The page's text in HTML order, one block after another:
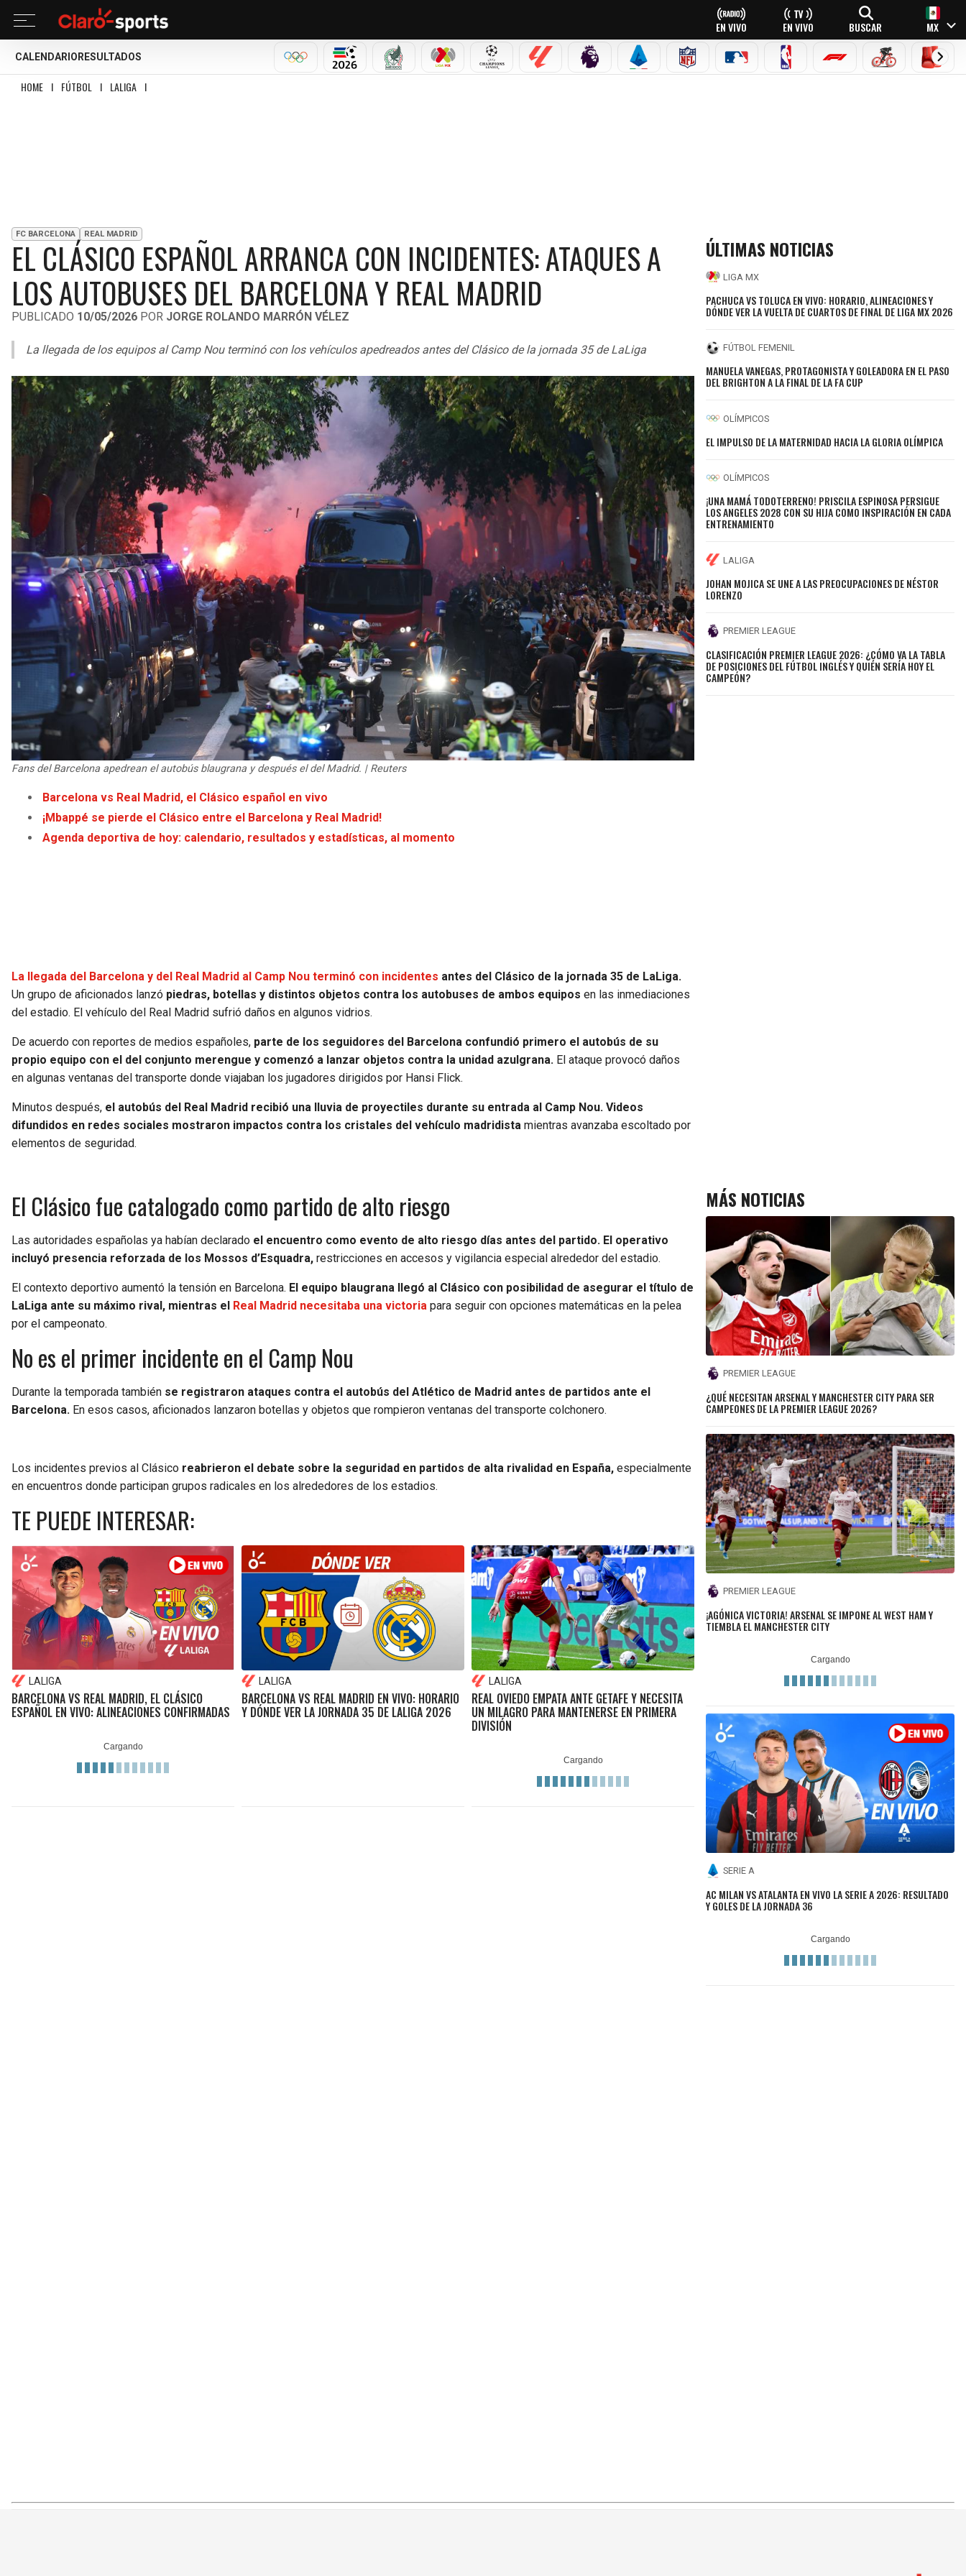
EN VIVO EN VIVO BUSCAR MX
CALENDARIO RESULTADOS
OLÍMPICOSMUNDIAL 2026SELECCIÓN MEXICANA
LIGA MX CHAMPIONS LEAGUE
LALIGA PREMIER LEAGUE
SERIE A NFL MLB NBA FÓRMULA 1CICLISMOBOXEO
HOME I FÚTBOL I LALIGA I
FC BARCELONA REAL MADRID
EL CLÁSICO ESPAÑOL ARRANCA CON INCIDENTES: ATAQUES A
LOS AUTOBUSES DEL BARCELONA Y REAL MADRID
PUBLICADO 10/05/2026 POR JORGE ROLANDO MARRÓN VÉLEZ
La llegada de los equipos al Camp Nou terminó con los vehículos apedreados antes del Clásico de la jornada 35 de LaLiga
Fans del Barcelona apedrean el autobús blaugrana y después el del Madrid. | Reuters
Barcelona vs Real Madrid, el Clásico español en vivo
¡Mbappé se pierde el Clásico entre el Barcelona y Real Madrid!
Agenda deportiva de hoy: calendario, resultados y estadísticas, al momento
La llegada del Barcelona y del Real Madrid al Camp Nou terminó con incidentes antes del Clásico de la jornada 35 de LaLiga.
Un grupo de aficionados lanzó piedras, botellas y distintos objetos contra los autobuses de ambos equipos en las inmediaciones
del estadio. El vehículo del Real Madrid sufrió daños en algunos vidrios.
De acuerdo con reportes de medios españoles, parte de los seguidores del Barcelona confundió primero el autobús de su
propio equipo con el del conjunto merengue y comenzó a lanzar objetos contra la unidad azulgrana. El ataque provocó daños
en algunas ventanas del transporte donde viajaban los jugadores dirigidos por Hansi Flick.
Minutos después, el autobús del Real Madrid recibió una lluvia de proyectiles durante su entrada al Camp Nou. Videos
difundidos en redes sociales mostraron impactos contra los cristales del vehículo madridista mientras avanzaba escoltado por
elementos de seguridad.
El Clásico fue catalogado como partido de alto riesgo
Las autoridades españolas ya habían declarado el encuentro como evento de alto riesgo días antes del partido. El operativo
incluyó presencia reforzada de los Mossos d’Esquadra, restricciones en accesos y vigilancia especial alrededor del estadio.
El contexto deportivo aumentó la tensión en Barcelona. El equipo blaugrana llegó al Clásico con posibilidad de asegurar el título de
LaLiga ante su máximo rival, mientras el Real Madrid necesitaba una victoria para seguir con opciones matemáticas en la pelea
por el campeonato.
No es el primer incidente en el Camp Nou
Durante la temporada también se registraron ataques contra el autobús del Atlético de Madrid antes de partidos ante el
Barcelona. En esos casos, aficionados lanzaron botellas y objetos que rompieron ventanas del transporte colchonero.
Los incidentes previos al Clásico reabrieron el debate sobre la seguridad en partidos de alta rivalidad en España, especialmente
en encuentros donde participan grupos radicales en los alrededores de los estadios.
TE PUEDE INTERESAR:
LALIGA
BARCELONA VS REAL MADRID, EL CLÁSICO
ESPAÑOL EN VIVO: ALINEACIONES CONFIRMADAS
LALIGA
BARCELONA VS REAL MADRID EN VIVO: HORARIO
Y DÓNDE VER LA JORNADA 35 DE LALIGA 2026
LALIGA
REAL OVIEDO EMPATA ANTE GETAFE Y NECESITA
UN MILAGRO PARA MANTENERSE EN PRIMERA
DIVISIÓN
ÚLTIMAS NOTICIAS
LIGA MX
PACHUCA VS TOLUCA EN VIVO: HORARIO, ALINEACIONES Y
DÓNDE VER LA VUELTA DE CUARTOS DE FINAL DE LIGA MX 2026
FÚTBOL FEMENIL
MANUELA VANEGAS, PROTAGONISTA Y GOLEADORA EN EL PASO
DEL BRIGHTON A LA FINAL DE LA FA CUP
OLÍMPICOS
EL IMPULSO DE LA MATERNIDAD HACIA LA GLORIA OLÍMPICA
OLÍMPICOS
¡UNA MAMÁ TODOTERRENO! PRISCILA ESPINOSA PERSIGUE
LOS ANGELES 2028 CON SU HIJA COMO INSPIRACIÓN EN CADA
ENTRENAMIENTO
LALIGA
JOHAN MOJICA SE UNE A LAS PREOCUPACIONES DE NÉSTOR
LORENZO
PREMIER LEAGUE
CLASIFICACIÓN PREMIER LEAGUE 2026: ¿CÓMO VA LA TABLA
DE POSICIONES DEL FÚTBOL INGLÉS Y QUIÉN SERÍA HOY EL
CAMPEÓN?
MÁS NOTICIAS
PREMIER LEAGUE
¿QUÉ NECESITAN ARSENAL Y MANCHESTER CITY PARA SER
CAMPEONES DE LA PREMIER LEAGUE 2026?
PREMIER LEAGUE
¡AGÓNICA VICTORIA! ARSENAL SE IMPONE AL WEST HAM Y
TIEMBLA EL MANCHESTER CITY
SERIE A
AC MILAN VS ATALANTA EN VIVO LA SERIE A 2026: RESULTADO
Y GOLES DE LA JORNADA 36